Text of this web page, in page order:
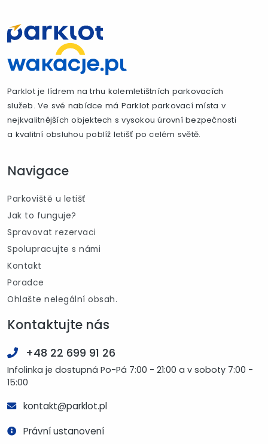
Parklot je lídrem na trhu kolemletištních parkovacích
služeb. Ve své nabídce má Parklot parkovací místa v
nejkvalitnějších objektech s vysokou úrovní bezpečnosti
a kvalitní obsluhou poblíž letišť po celém světě.
Navigace
Parkoviště u letišť
Jak to funguje?
Spravovat rezervaci
Spolupracujte s námi
Kontakt
Poradce
Ohlašte nelegální obsah.
Kontaktujte nás
+48 22 699 91 26
Infolinka je dostupná Po-Pá 7:00 - 21:00 a v soboty 7:00 -
15:00
kontakt@parklot.pl
Právní ustanovení